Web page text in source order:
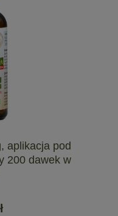
aplikacja pod
200 dawek w